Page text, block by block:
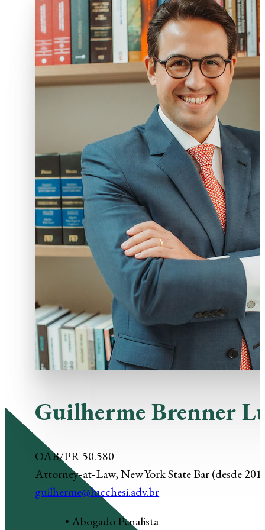
Guilherme Brenner
OAB/PR 50.580
Attorney‑at‑Law, New York State Bar (desde
guilherme@lucchesi.adv.br
• Abogado Penalista